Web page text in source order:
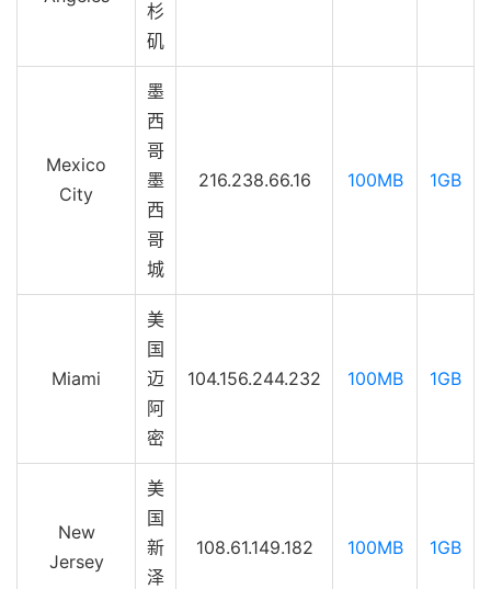
杉
矶
Mexico
City
墨
西
哥
墨
西
哥
城
216.238.66.16 100MB 1GB
Miami
美
国
迈
阿
密
104.156.244.232 100MB 1GB
New
Jersey
美
国
新
泽
108.61.149.182 100MB 1GB